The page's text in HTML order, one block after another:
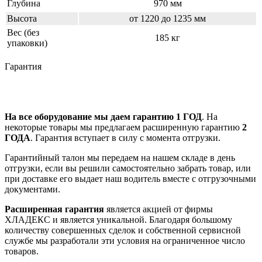
Глубина
970 мм
Высота
от 1220 до 1235 мм
Вес (без
упаковки)
185 кг
Гарантия
На все оборудование мы даем гарантию 1 ГОД. На
некоторые товары мы предлагаем расширенную гарантию 2
ГОДА. Гарантия вступает в силу с момента отгрузки.
Гарантийный талон мы передаем на нашем складе в день
отгрузки, если вы решили самостоятельно забрать товар, или
при доставке его выдает наш водитель вместе с отгрузочными
документами.
Расширенная гарантия является акцией от фирмы
ХЛАДЕКС и является уникальной. Благодаря большому
количеству совершенных сделок и собственной сервисной
службе мы разработали эти условия на ограниченное число
товаров.